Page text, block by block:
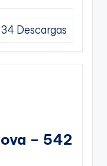
Descargas
– 542